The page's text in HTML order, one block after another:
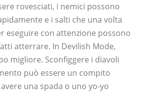
rovesciati, i nemici possono
e i salti che una volta
eseguire con attenzione possono
atterrare. In Devilish Mode,
migliore. Sconfiggere i diavoli
può essere un compito
una spada o uno yo-yo